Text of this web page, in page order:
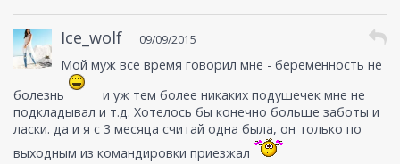
Ice_wolf 09/09/2015
Мой муж все время говорил мне - беременность не
болезнь
и уж тем более никаких подушечек мне не
подкладывал и т.д. Хотелось бы конечно больше заботы и
ласки. да и я с 3 месяца считай одна была, он только по
выходным из командировки приезжал